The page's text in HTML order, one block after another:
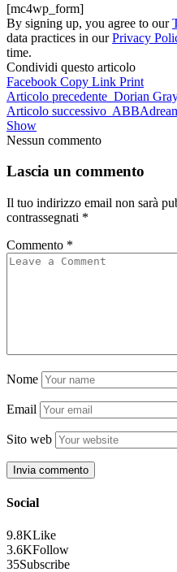
[mc4wp_form]
By signing up, you agree to our
data practices in ourPrivacy
time.
Condividi questo articolo
Facebook Copy Link Print
Articolo precedente Dorian
Articolo successivo
Show
Nessun commento
Lascia un commento
Il tuo indirizzo email non sarà
contrassegnati *
Commento *
Nome
Email
Sito web
Social
9.8KLike
3.6KFollow
35Subscribe